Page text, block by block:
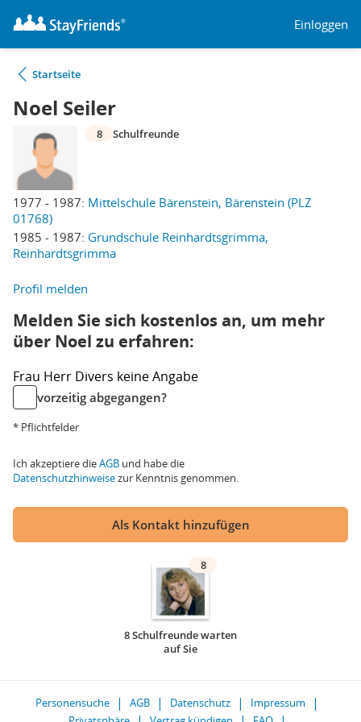
Einloggen
Startseite
Noel Seiler
1977 - 1987: Mittelschule Bärenstein, Bärenstein (PLZ
01768)
1985 - 1987: Grundschule Reinhardtsgrimma,
Reinhardtsgrimma
8 Schulfreunde
Profil melden
Melden Sie sich kostenlos an, um mehr
über Noel zu erfahren:
Frau Herr Divers keine Angabe
vorzeitig abgegangen?
* Pflichtfelder
Ich akzeptiere dieAGB und habe die
Datenschutzhinweisezur Kenntnis genommen.
Als Kontakt hinzufügen
8
8 Schulfreunde warten
auf Sie
Personensuche AGB Datenschutz
Impressum